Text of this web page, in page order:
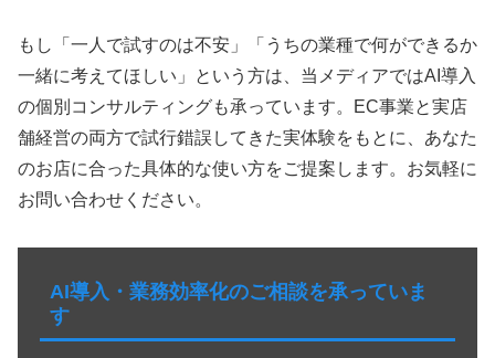
もし「一人で試すのは不安」「うちの業種で何ができるか
一緒に考えてほしい」という方は、当メディアではAI導入
の個別コンサルティングも承っています。EC事業と実店
舗経営の両方で試行錯誤してきた実体験をもとに、あなた
のお店に合った具体的な使い方をご提案します。お気軽に
お問い合わせください。
AI導入・業務効率化のご相談を承っていま
す